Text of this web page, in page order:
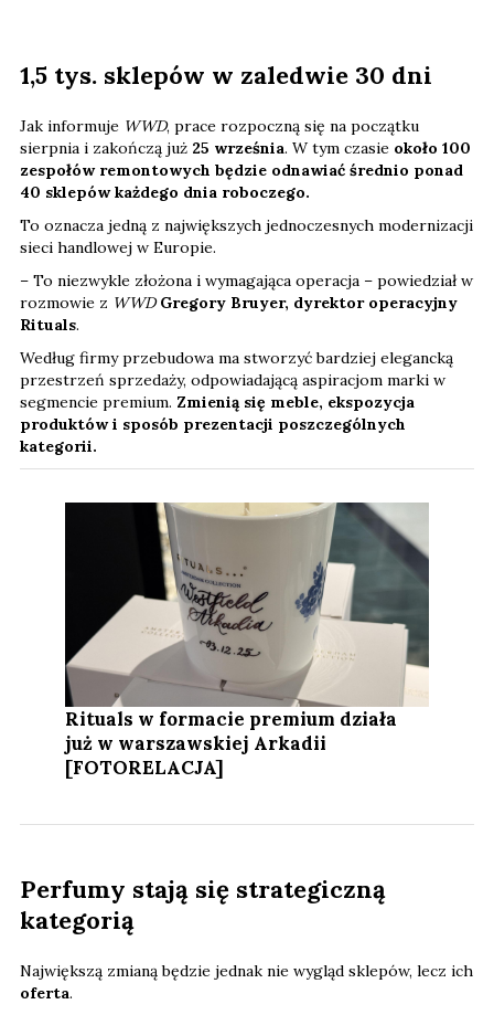
1,5 tys. sklepów w zaledwie 30 dni
Jak informuje WWD, prace rozpoczną się na początku
sierpnia i zakończą już 25 września. W tym czasie około 100
zespołów remontowych będzie odnawiać średnio ponad
40 sklepów każdego dnia roboczego.
To oznacza jedną z największych jednoczesnych modernizacji
sieci handlowej w Europie.
– To niezwykle złożona i wymagająca operacja – powiedział w
rozmowie z WWDGregory Bruyer, dyrektor operacyjny
Rituals.
Według firmy przebudowa ma stworzyć bardziej elegancką
przestrzeń sprzedaży, odpowiadającą aspiracjom marki w
segmencie premium. Zmienią się meble, ekspozycja
produktów i sposób prezentacji poszczególnych
kategorii.
Rituals w formacie premium działa
już w warszawskiej Arkadii
[FOTORELACJA]
Perfumy stają się strategiczną
kategorią
Największą zmianą będzie jednak nie wygląd sklepów, lecz ich
oferta.